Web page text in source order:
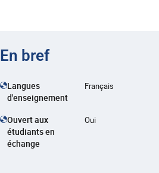
En bref
Langues
d'enseignement
Français
Ouvert aux
étudiants en
échange
Oui